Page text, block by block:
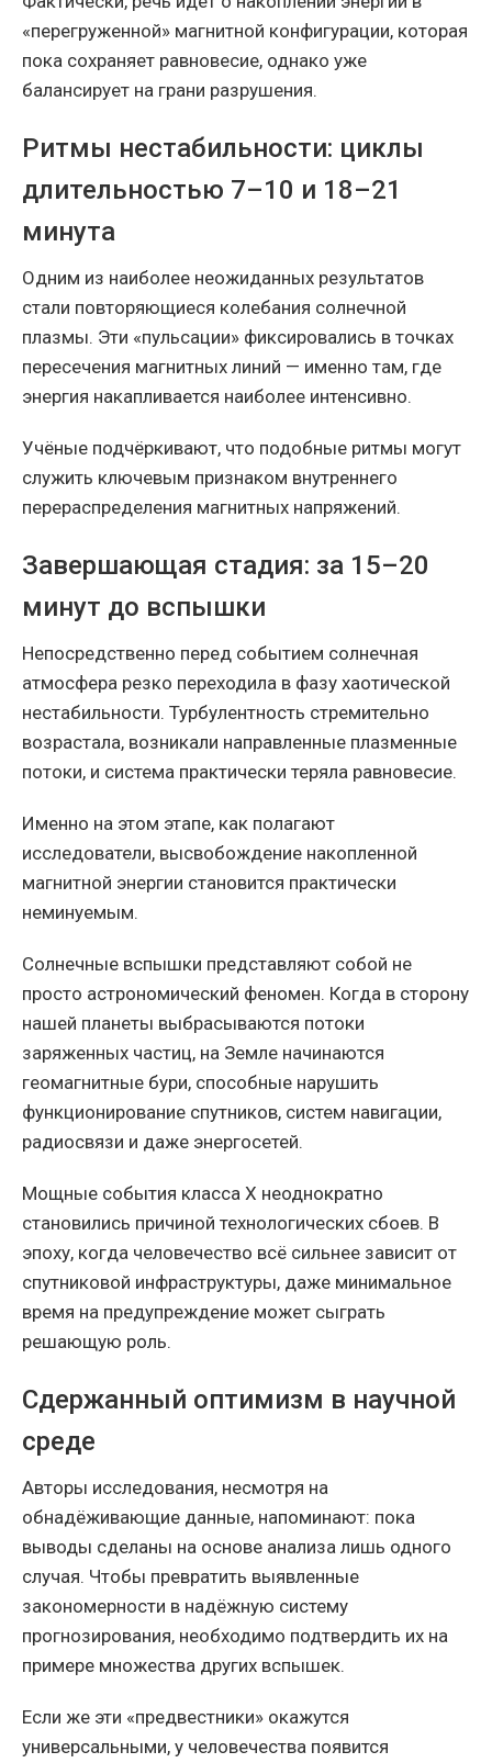
«перегруженной» магнитной конфигурации, которая
пока сохраняет равновесие, однако уже
балансирует на грани разрушения.
Ритмы нестабильности: циклы
длительностью 7–10 и 18–21
минута
Одним из наиболее неожиданных результатов
стали повторяющиеся колебания солнечной
плазмы. Эти «пульсации» фиксировались в точках
пересечения магнитных линий — именно там, где
энергия накапливается наиболее интенсивно.
Учёные подчёркивают, что подобные ритмы могут
служить ключевым признаком внутреннего
перераспределения магнитных напряжений.
Завершающая стадия: за 15–20
минут до вспышки
Непосредственно перед событием солнечная
атмосфера резко переходила в фазу хаотической
нестабильности. Турбулентность стремительно
возрастала, возникали направленные плазменные
потоки, и система практически теряла равновесие.
Именно на этом этапе, как полагают
исследователи, высвобождение накопленной
магнитной энергии становится практически
неминуемым.
Солнечные вспышки представляют собой не
просто астрономический феномен. Когда в сторону
нашей планеты выбрасываются потоки
заряженных частиц, на Земле начинаются
геомагнитные бури, способные нарушить
функционирование спутников, систем навигации,
радиосвязи и даже энергосетей.
Мощные события класса X неоднократно
становились причиной технологических сбоев. В
эпоху, когда человечество всё сильнее зависит от
спутниковой инфраструктуры, даже минимальное
время на предупреждение может сыграть
решающую роль.
Сдержанный оптимизм в научной
среде
Авторы исследования, несмотря на
обнадёживающие данные, напоминают: пока
выводы сделаны на основе анализа лишь одного
случая. Чтобы превратить выявленные
закономерности в надёжную систему
прогнозирования, необходимо подтвердить их на
примере множества других вспышек.
Если же эти «предвестники» окажутся
универсальными, у человечества появится